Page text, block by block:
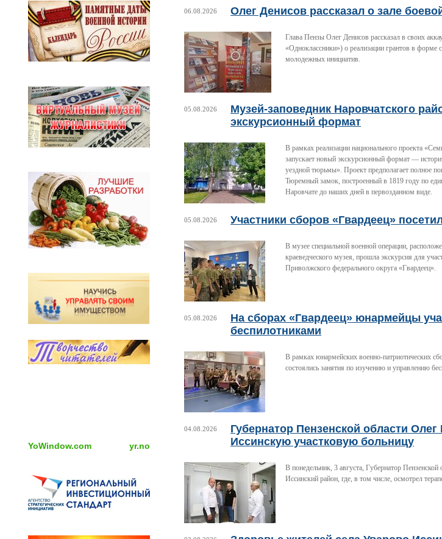
YoWindow.com yr.no
06.08.2026 Олег Денисов рассказал о зале
Глава Пензы Олег Денисов рассказал в своих
«Одноклассники») о реализации грантов в форме
молодежных инициатив.
05.08.2026
Музей-заповедник Наровчатского
экскурсионный формат
В рамках реализации национального проекта
запускает новый экскурсионный формат —
уездной тюрьмы». Проект предполагает полное
Тюремный замок, построенный в 1819 году по
Наровчате до наших дней в первозданном виде.
05.08.2026 Участники сборов «Гвардеец»
В музее специальной военной операции,
краеведческого музея, прошла экскурсия для
Приволжского федерального округа «Гвардеец».
05.08.2026
На сборах «Гвардеец» юнармейцы
беспилотниками
В рамках юнармейских военно-патриотических
состоялись занятия по изучению и управлению
04.08.2026
Губернатор Пензенской области
Иссинскую участковую больницу
В понедельник, 3 августа, Губернатор
Иссинский район, где, в том числе, осмотрел